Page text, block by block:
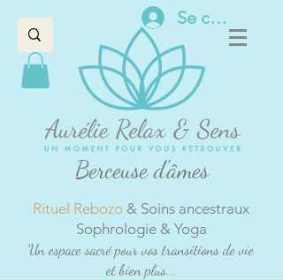
Se connecter
Berceuse d'âmes
Rituel Rebozo & Soins ancestraux
Sophrologie & Yoga
Un espace sacré pour vos transitions de vie
et bien plus...